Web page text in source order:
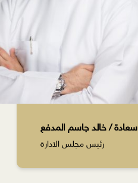
سعادة / خالد جاسم المدفع
رئيس مجلس الادارة